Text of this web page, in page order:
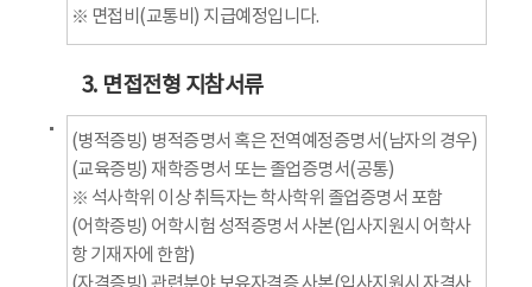
※ 면접비(교통비) 지급예정입니다.
3. 면접전형 지참서류
(병적증빙) 병적증명서 혹은 전역예정증명서(남자의 경우)
(교육증빙) 재학증명서 또는 졸업증명서(공통)
※ 석사학위 이상 취득자는 학사학위 졸업증명서 포함
(어학증빙) 어학시험 성적증명서 사본(입사지원시 어학사
항 기재자에 한함)